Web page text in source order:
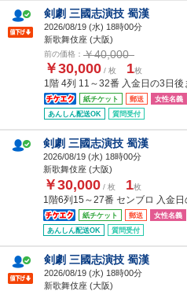
剣劇 三國志演技 蜀漢
2026/08/19 (水) 18時00分
新歌舞伎座 (大阪)
前の価格： ￥40,000
￥30,000 / 枚 1枚
1階 4列 11～32番 入金日の3日後
紙チケット 郵送 女性名義
あんしん配送OK
質問受付
剣劇 三國志演技 蜀漢
2026/08/19 (水) 18時00分
新歌舞伎座 (大阪)
￥30,000 / 枚 1枚
1階6列15～27番 センブロ 入金
紙チケット 郵送 女性名義
あんしん配送OK
質問受付
剣劇 三國志演技 蜀漢
2026/08/19 (水) 18時00分
新歌舞伎座 (大阪)